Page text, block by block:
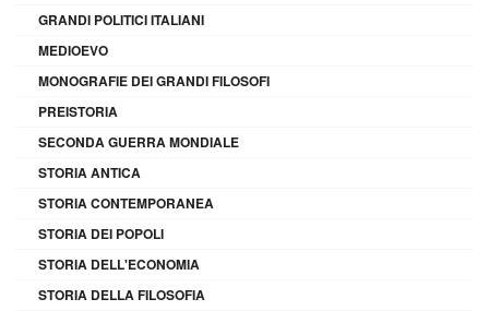
GRANDI POLITICI ITALIANI
MEDIOEVO
MONOGRAFIE DEI GRANDI FILOSOFI
PREISTORIA
SECONDA GUERRA MONDIALE
STORIA ANTICA
STORIA CONTEMPORANEA
STORIA DEI POPOLI
STORIA DELL'ECONOMIA
STORIA DELLA FILOSOFIA